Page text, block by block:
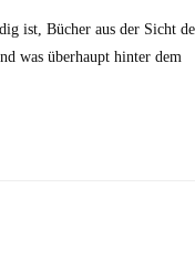
ist, Bücher aus der Sicht
was überhaupt hinter dem